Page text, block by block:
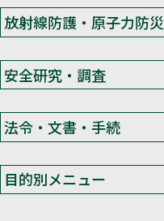
放射線防護・原子力防災
安全研究・調査
法令・文書・手続
目的別メニュー